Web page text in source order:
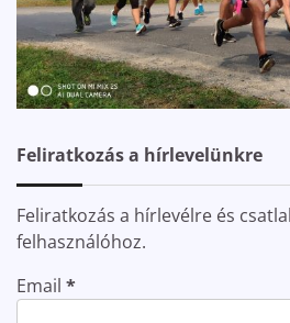
Feliratkozás a hírlevelünkre
Feliratkozás a hírlevélre és
felhasználóhoz.
Email *